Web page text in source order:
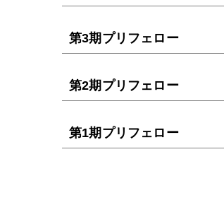
第3期プリフェロー
第2期プリフェロー
第1期プリフェロー